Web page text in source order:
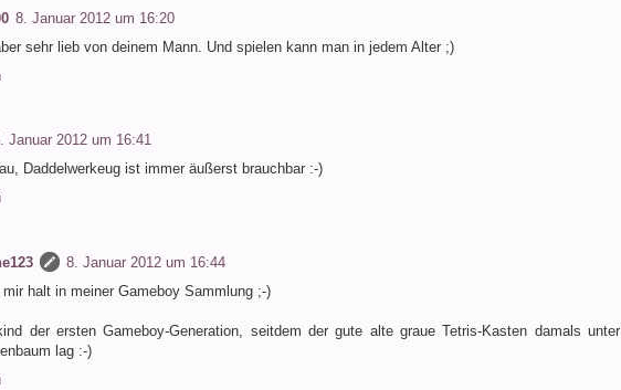
8. Januar 2012 um 16:20
sehr lieb von deinem Mann. Und spielen kann man in jedem Alter ;)
Januar 2012 um 16:41
Daddelwerkeug ist immer äußerst brauchbar :-)
8. Januar 2012 um 16:44
mir halt in meiner Gameboy Sammlung ;-)
der ersten Gameboy-Generation, seitdem der gute alte graue Tetris-Kasten damals unter
lag :-)